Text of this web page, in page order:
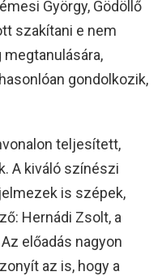
György, Gödöllő
szakítani e nem
gondolkozik,
teljesített,
A kiváló színészi
is szépek,
Hernádi Zsolt, a
előadás nagyon
az is, hogy a